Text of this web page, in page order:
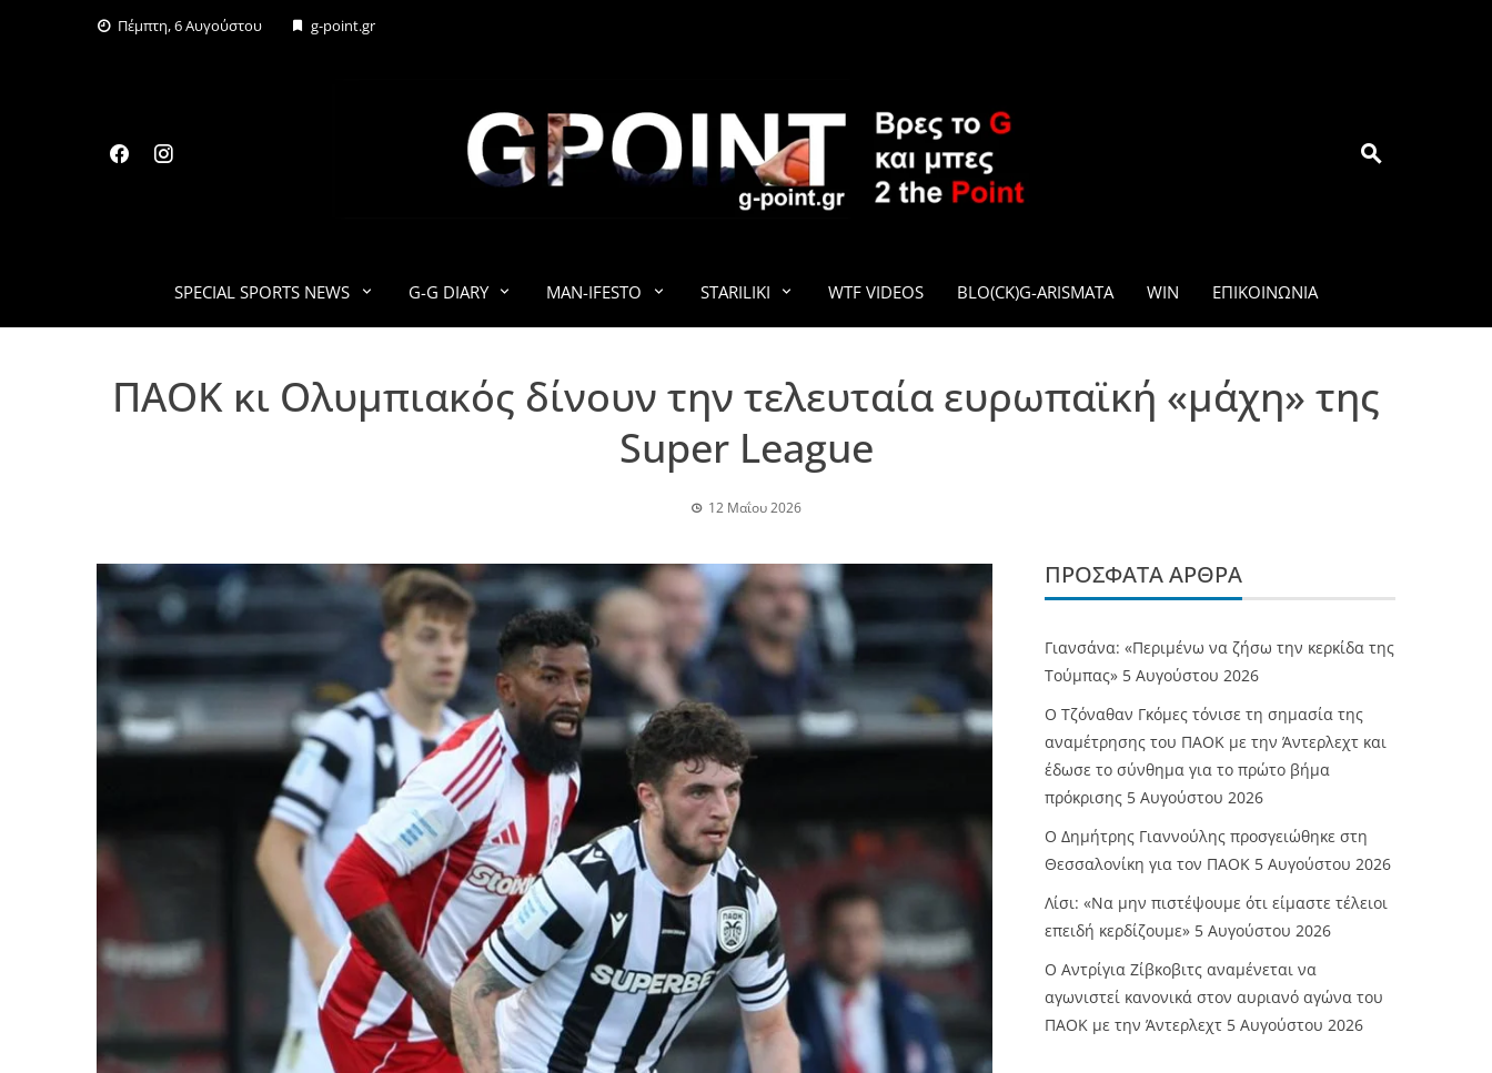
Πέμπτη, 6 Αυγούστου g-point.gr
G-POINT.GR
SPECIAL SPORTS NEWS G-G DIARY MAN-IFESTO STARILIKI WTF VIDEOS BLO(CK)G-ARISMATA WIN ΕΠΙΚΟΙΝΩΝΊΑ
ΠΑΟΚ κι Ολυμπιακός δίνουν την τελευταία ευρωπαϊκή «μάχη» της
Super League
12 Μαΐου 2026
ΠΡΌΣΦΑΤΑ ΆΡΘΡΑ
Γιανσάνα: «Περιμένω να ζήσω την κερκίδα της
Τούμπας» 5 Αυγούστου 2026
Ο Τζόναθαν Γκόμες τόνισε τη σημασία της
αναμέτρησης του ΠΑΟΚ με την Άντερλεχτ και
έδωσε το σύνθημα για το πρώτο βήμα
πρόκρισης 5 Αυγούστου 2026
Ο Δημήτρης Γιαννούλης προσγειώθηκε στη
Θεσσαλονίκη για τον ΠΑΟΚ 5 Αυγούστου 2026
Λίσι: «Να μην πιστέψουμε ότι είμαστε τέλειοι
επειδή κερδίζουμε» 5 Αυγούστου 2026
Ο Αντρίγια Ζίβκοβιτς αναμένεται να
αγωνιστεί κανονικά στον αυριανό αγώνα του
ΠΑΟΚ με την Άντερλεχτ 5 Αυγούστου 2026